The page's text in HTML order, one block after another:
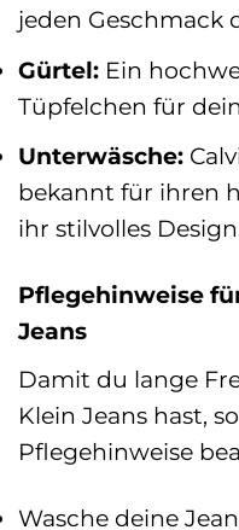
jeden Geschmack
Gürtel: Ein
Tüpfelchen für
Unterwäsche:
bekannt für ihren
ihr stilvolles
Pflegehinweise
Jeans
Damit du lange
Klein Jeans hast,
Pflegehinweise
Wasche deine